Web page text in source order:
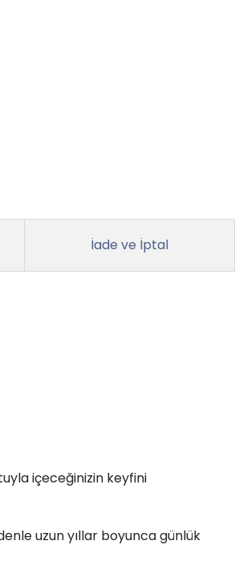
İade ve İptal
içeceğinizin keyfini
uzun yıllar boyunca günlük